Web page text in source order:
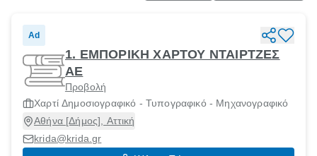
Ad
1. ΕΜΠΟΡΙΚΗ ΧΑΡΤΟΥ ΝΤΑΙΡΤΖΕΣ
ΑΕ
Προβολή
Χαρτί Δημοσιογραφικό - Τυπογραφικό - Μηχανογραφικό
Αθήνα [Δήμος], Αττική
krida@krida.gr